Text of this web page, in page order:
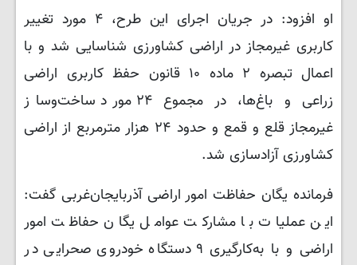
او افزود: در جریان اجرای این طرح، ۴ مورد تغییر
کاربری غیرمجاز در اراضی کشاورزی شناسایی شد و با
اعمال تبصره ۲ ماده ۱۰ قانون حفظ کاربری اراضی
زراعی و باغ‌ها، در مجموع ۲۴ مورد ساخت‌وساز
غیرمجاز قلع و قمع و حدود ۲۴ هزار مترمربع از اراضی
کشاورزی آزادسازی شد.
فرمانده یگان حفاظت امور اراضی آذربایجان‌غربی گفت:
این عملیات با مشارکت عوامل یگان حفاظت امور
اراضی و با به‌کارگیری ۹ دستگاه خودروی صحرایی در